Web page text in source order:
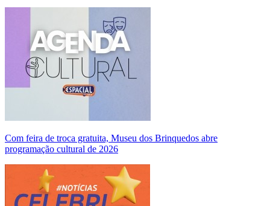
Com feira de troca gratuita, Museu dos Brinquedos abre
programação cultural de 2026